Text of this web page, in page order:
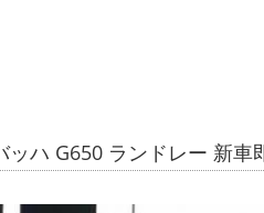
ハ G650 ランドレー 新車